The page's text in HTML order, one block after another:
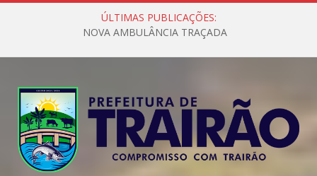
ÚLTIMAS PUBLICAÇÕES:
NOVA AMBULÂNCIA TRAÇADA